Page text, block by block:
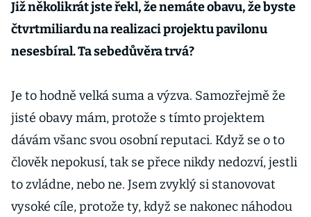
Již několikrát jste řekl, že nemáte obavu, že byste
čtvrtmiliardu na realizaci projektu pavilonu
nesesbíral. Ta sebedůvěra trvá?
Je to hodně velká suma a výzva. Samozřejmě že
jisté obavy mám, protože s tímto projektem
dávám všanc svou osobní reputaci. Když se o to
člověk nepokusí, tak se přece nikdy nedozví, jestli
to zvládne, nebo ne. Jsem zvyklý si stanovovat
vysoké cíle, protože ty, když se nakonec náhodou